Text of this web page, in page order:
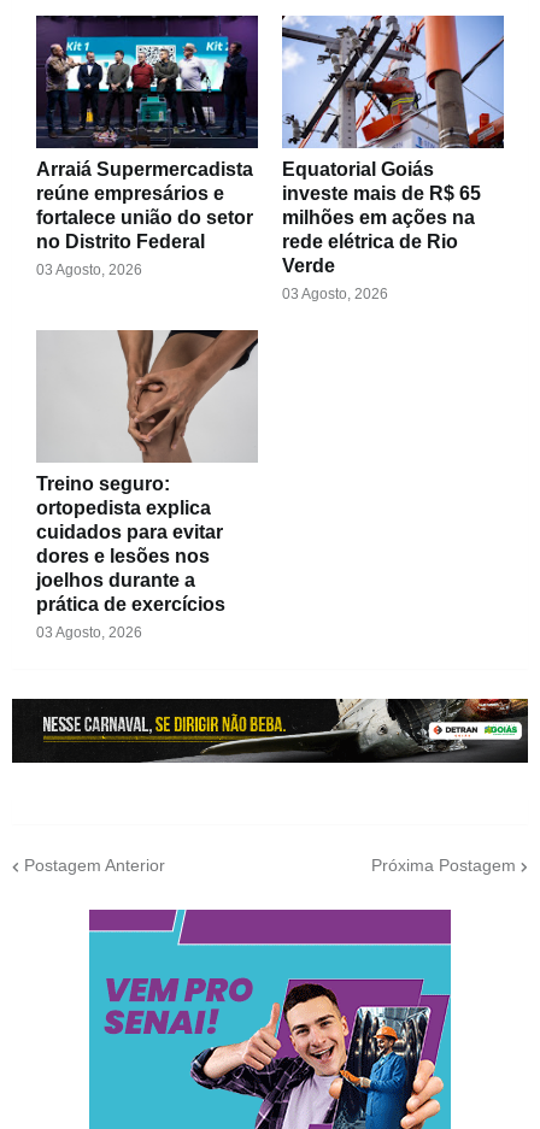
Arraiá Supermercadista
reúne empresários e
fortalece união do setor
no Distrito Federal
03 Agosto, 2026
Equatorial Goiás
investe mais de R$ 65
milhões em ações na
rede elétrica de Rio
Verde
03 Agosto, 2026
Treino seguro:
ortopedista explica
cuidados para evitar
dores e lesões nos
joelhos durante a
prática de exercícios
03 Agosto, 2026
Postagem Anterior Próxima Postagem